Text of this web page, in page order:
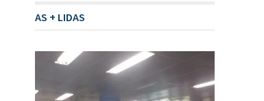
AS + LIDAS